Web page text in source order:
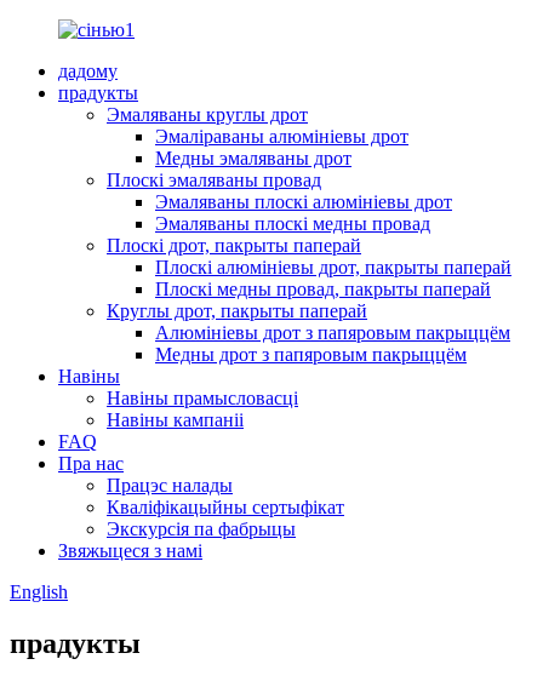
дадому
прадукты
Эмаляваны круглы дрот
Эмаліраваны алюмініевы дрот
Медны эмаляваны дрот
Плоскі эмаляваны провад
Эмаляваны плоскі алюмініевы дрот
Эмаляваны плоскі медны провад
Плоскі дрот, пакрыты паперай
Плоскі алюмініевы дрот, пакрыты паперай
Плоскі медны провад, пакрыты паперай
Круглы дрот, пакрыты паперай
Алюмініевы дрот з папяровым пакрыццём
Медны дрот з папяровым пакрыццём
Навіны
Навіны прамысловасці
Навіны кампаніі
FAQ
Пра нас
Працэс налады
Кваліфікацыйны сертыфікат
Экскурсія па фабрыцы
Звяжыцеся з намі
English
прадукты